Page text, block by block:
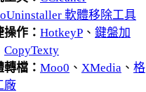
軟體移除工具
操作： HotkeyP 、 鍵盤加
CopyTexty
轉檔： Moo0 、 XMedia 、 格
廠